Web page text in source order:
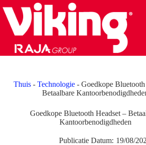
naar
inhoud
Thuis- Technologie- Goedkope Bluetooth
Betaalbare
Goedkope Bluetooth Headset –
Kantoorbenodigdheden
Publicatie Datum: 19/08/